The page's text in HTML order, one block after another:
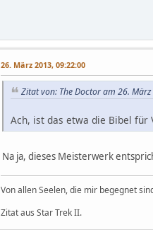
26. März 2013, 09:22:00
Zitat von: The Doctor am 26.
Ach, ist das etwa die Bibel
Na ja, dieses Meisterwerk
Von allen Seelen, die mir begegnet
Zitat aus Star Trek II.